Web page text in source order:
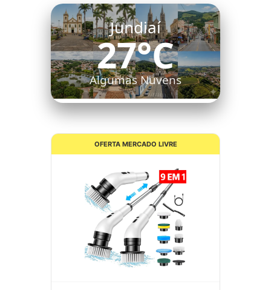
Jundiaí
27°C
Algumas Nuvens
OFERTA MERCADO LIVRE